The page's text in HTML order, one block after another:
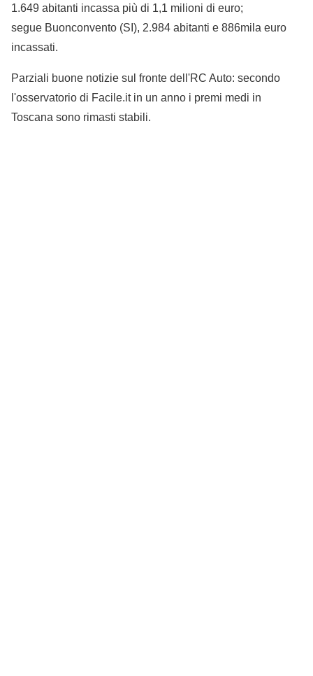
1.649 abitanti incassa più di 1,1 milioni di euro;
segue Buonconvento (SI), 2.984 abitanti e 886mila euro
incassati.
Parziali buone notizie sul fronte dell'RC Auto: secondo
l'osservatorio di Facile.it in un anno i premi medi in
Toscana sono rimasti stabili.